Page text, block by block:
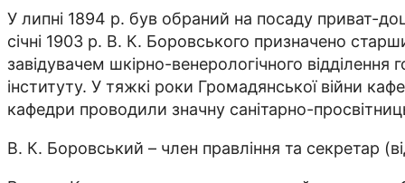
У липні 1894 р. був обраний на посаду приват-
січні 1903 р. В. К. Боровського призначено
завідувачем шкірно-венерологічного
інституту. У тяжкі роки Громадянської війни
кафедри проводили значну санітарно-
В. К. Боровський – член правління та секретар